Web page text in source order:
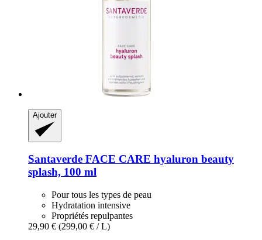
Ajouter
Santaverde FACE CARE hyaluron beauty
splash, 100 ml
Pour tous les types de peau
Hydratation intensive
Propriétés repulpantes
29,90 € (299,00 € / L)